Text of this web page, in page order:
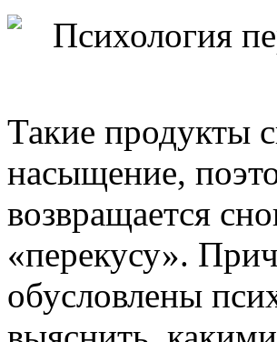
Такие продукты
насыщение,
возвращается
«перекусу».
обусловлены